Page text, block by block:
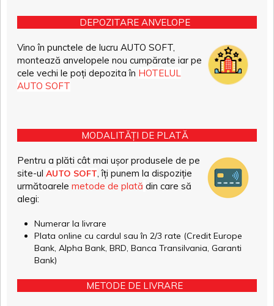
DEPOZITARE ANVELOPE
Vino în punctele de lucru AUTO SOFT,
montează anvelopele nou cumpărate iar pe
cele vechi le poți depozita în HOTELUL
AUTO SOFT
MODALITĂȚI DE PLATĂ
Pentru a plăti cât mai ușor produsele de pe
site-ul AUTO SOFT , îți punem la dispoziție
următoarele metode de plată din care să
alegi:
Numerar la livrare
Plata online cu cardul sau în 2/3 rate (Credit Europe
Bank, Alpha Bank, BRD, Banca Transilvania, Garanti
Bank)
METODE DE LIVRARE